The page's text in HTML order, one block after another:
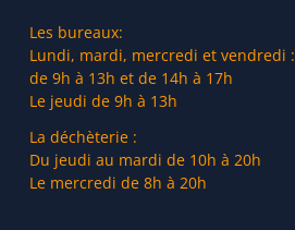
Les bureaux:
Lundi, mardi, mercredi et vendredi :
de 9h à 13h et de 14h à 17h
Le jeudi de 9h à 13h
La déchèterie :
Du jeudi au mardi de 10h à 20h
Le mercredi de 8h à 20h